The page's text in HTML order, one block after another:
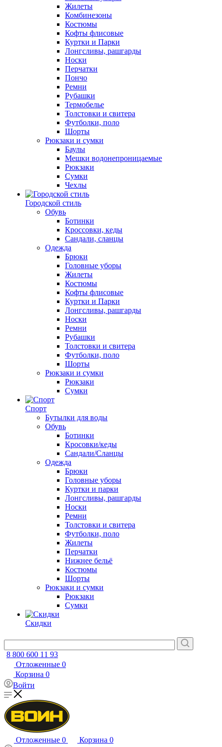
Жилеты
Комбинезоны
Костюмы
Кофты флисовые
Куртки и Парки
Лонгсливы, рашгарды
Носки
Перчатки
Пончо
Ремни
Рубашки
Термобелье
Толстовки и свитера
Футболки, поло
Шорты
Рюкзаки и сумки
Баулы
Мешки водонепроницаемые
Рюкзаки
Сумки
Чехлы
Городской стиль
Обувь
Ботинки
Кроссовки, кеды
Сандали, сланцы
Одежда
Брюки
Головные уборы
Жилеты
Костюмы
Кофты флисовые
Куртки и Парки
Лонгсливы, рашгарды
Носки
Ремни
Рубашки
Толстовки и свитера
Футболки, поло
Шорты
Рюкзаки и сумки
Рюкзаки
Сумки
Спорт
Бутылки для воды
Обувь
Ботинки
Кросовки/кеды
Сандали/Сланцы
Одежда
Брюки
Головные уборы
Куртки и парки
Лонгсливы, рашгарды
Носки
Ремни
Толстовки и свитера
Футболки, поло
Жилеты
Перчатки
Нижнее бельё
Костюмы
Шорты
Рюкзаки и сумки
Рюкзаки
Сумки
Скидки
8 800 600 11 93
Отложенные 0
Корзина 0
Войти
Отложенные 0 Корзина 0